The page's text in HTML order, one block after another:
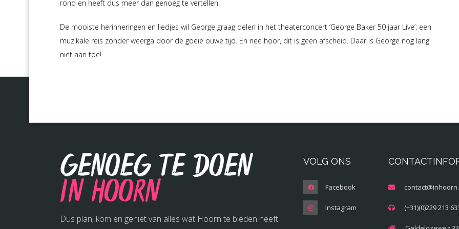
rond en heeft dus meer dan genoeg te vertellen.
De mooiste herinneringen en liedjes wil George graag delen in het theaterconcert ‘George Baker 50 jaar Live’: een
muzikale reis zonder weerga door de goeie ouwe tijd. En nee hoor, dit is geen afscheid. Daar is George nog lang
niet aan toe!
Genoeg te doen
in Hoorn
Dus plan, kom en geniet van alles wat Hoorn te bieden heeft.
VOLG ONS
Facebook
Instagram (+31)(0)229 213